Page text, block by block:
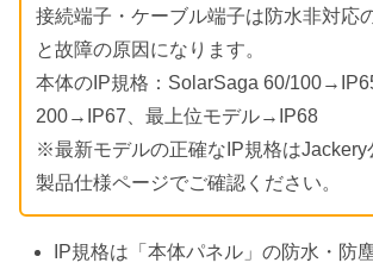
接続端子・ケーブル端子は防水非対応
と故障の原因になります。
本体のIP規格：SolarSaga 60/
200→IP67、最上位モデル→IP68
※最新モデルの正確なIP規格はJackery
製品仕様ページでご確認ください。
IP規格は「本体パネル」の防水・防